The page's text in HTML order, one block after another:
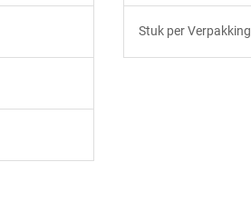
Stuk per Verpakking